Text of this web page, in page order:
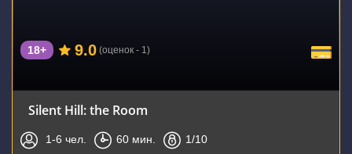
18+ 9.0 (оценок - 1)
Silent Hill: the Room
1-6 чел. 60 мин. 1/10